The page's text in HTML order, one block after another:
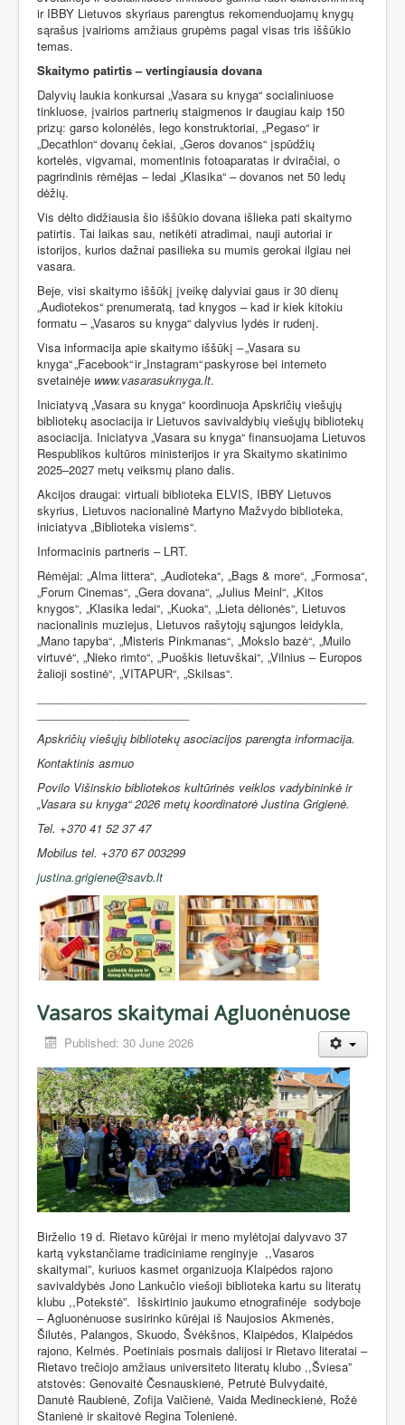
ir IBBY Lietuvos skyriaus parengtus rekomenduojamų knygų
sąrašus įvairioms amžiaus grupėms pagal visas tris iššūkio
temas.
Skaitymo patirtis – vertingiausia dovana
Dalyvių laukia konkursai „Vasara su knyga“ socialiniuose
tinkluose, įvairios partnerių staigmenos ir daugiau kaip 150
prizų: garso kolonėlės, lego konstruktoriai, „Pegaso“ ir
„Decathlon“ dovanų čekiai, „Geros dovanos“ įspūdžių
kortelės, vigvamai, momentinis fotoaparatas ir dviračiai, o
pagrindinis rėmėjas – ledai „Klasika“ – dovanos net 50 ledų
dėžių.
Vis dėlto didžiausia šio iššūkio dovana išlieka pati skaitymo
patirtis. Tai laikas sau, netikėti atradimai, nauji autoriai ir
istorijos, kurios dažnai pasilieka su mumis gerokai ilgiau nei
vasara.
Beje, visi skaitymo iššūkį įveikę dalyviai gaus ir 30 dienų
„Audiotekos“ prenumeratą, tad knygos – kad ir kiek kitokiu
formatu – „Vasaros su knyga“ dalyvius lydės ir rudenį.
Visa informacija apie skaitymo iššūkį – „Vasara su
knyga“ „Facebook“ ir „Instagram“ paskyrose bei interneto
svetainėje www.vasarasuknyga.lt.
Iniciatyvą „Vasara su knyga“ koordinuoja Apskričių viešųjų
bibliotekų asociacija ir Lietuvos savivaldybių viešųjų bibliotekų
asociacija. Iniciatyva „Vasara su knyga“ finansuojama Lietuvos
Respublikos kultūros ministerijos ir yra Skaitymo skatinimo
2025–2027 metų veiksmų plano dalis.
Akcijos draugai: virtuali biblioteka ELVIS, IBBY Lietuvos
skyrius, Lietuvos nacionalinė Martyno Mažvydo biblioteka,
iniciatyva „Biblioteka visiems“.
Informacinis partneris – LRT.
Rėmėjai: „Alma littera“, „Audioteka“, „Bags & more“, „Formosa“,
„Forum Cinemas“, „Gera dovana“, „Julius Meinl“, „Kitos
knygos“, „Klasika ledai“, „Kuoka“, „Lieta dėlionės“, Lietuvos
nacionalinis muziejus, Lietuvos rašytojų sąjungos leidykla,
„Mano tapyba“, „Misteris Pinkmanas“, „Mokslo bazė“, „Muilo
virtuvė“, „Nieko rimto“, „Puoškis lietuvškai“, „Vilnius – Europos
žalioji sostinė“, „VITAPUR“, „Skilsas“.
Apskričių viešųjų bibliotekų asociacijos parengta informacija.
Kontaktinis asmuo
Povilo Višinskio bibliotekos kultūrinės veiklos vadybininkė ir
„Vasara su knyga“ 2026 metų koordinatorė Justina Grigienė.
Tel. +370 41 52 37 47
Mobilus tel. +370 67 003299
justina.grigiene@savb.lt
Vasaros skaitymai Agluonėnuose
Published: 30 June 2026
Birželio 19 d. Rietavo kūrėjai ir meno mylėtojai dalyvavo 37
kartą vykstančiame tradiciniame renginyje ,,Vasaros
skaitymai”, kuriuos kasmet organizuoja Klaipėdos rajono
savivaldybės Jono Lankučio viešoji biblioteka kartu su literatų
klubu ,,Potekstė”. Išskirtinio jaukumo etnografinėje sodyboje
– Agluonėnuose susirinko kūrėjai iš Naujosios Akmenės,
Šilutės, Palangos, Skuodo, Švėkšnos, Klaipėdos, Klaipėdos
rajono, Kelmės. Poetiniais posmais dalijosi ir Rietavo literatai –
Rietavo trečiojo amžiaus universiteto literatų klubo ,,Šviesa”
atstovės: Genovaitė Česnauskienė, Petrutė Bulvydaitė,
Danutė Raubienė, Zofija Vaičienė, Vaida Medineckienė, Rožė
Stanienė ir skaitovė Regina Tolenienė.